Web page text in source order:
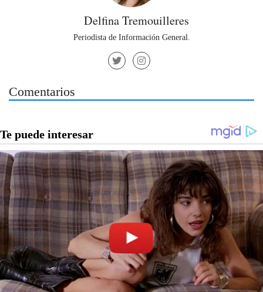
Delfina Tremouilleres
Periodista de Información General.
Comentarios